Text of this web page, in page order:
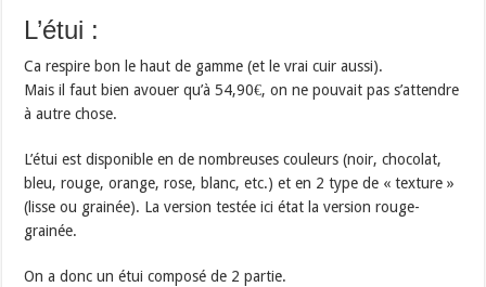
L’étui :
Ca respire bon le haut de gamme (et le vrai cuir aussi).
Mais il faut bien avouer qu’à 54,90€, on ne pouvait pas s’attendre
à autre chose.
L’étui est disponible en de nombreuses couleurs (noir, chocolat,
bleu, rouge, orange, rose, blanc, etc.) et en 2 type de « texture »
(lisse ou grainée). La version testée ici état la version rouge-
grainée.
On a donc un étui composé de 2 partie.